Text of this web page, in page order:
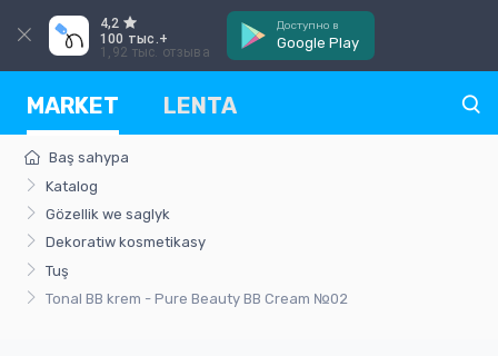
4,2
100 тыс.+
1,92 тыс. отзыва
Доступно в
Google Play
MARKET LENTA
Baş sahypa
Katalog
Gözellik we saglyk
Dekoratiw kosmetikasy
Tuş
Tonal BB krem - Pure Beauty BB Cream №02